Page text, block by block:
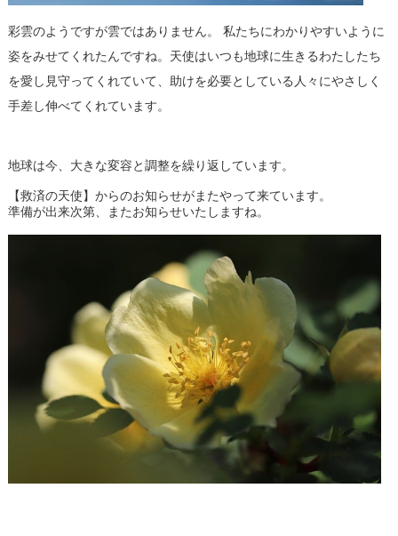
彩雲のようですが雲ではありません。 私たちにわかりやすいように
姿をみせてくれたんですね。天使はいつも地球に生きるわたしたち
を愛し見守ってくれていて、助けを必要としている人々にやさしく
手差し伸べてくれています。
地球は今、大きな変容と調整を繰り返しています。
【救済の天使】からのお知らせがまたやって来ています。
準備が出来次第、またお知らせいたしますね。